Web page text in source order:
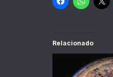
Relacionado